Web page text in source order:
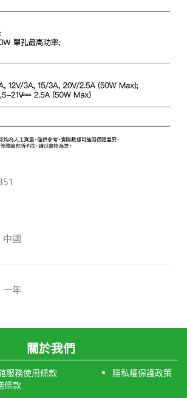
中國
一年
關於我們
服務使用條款
隱私權保護政策
條款